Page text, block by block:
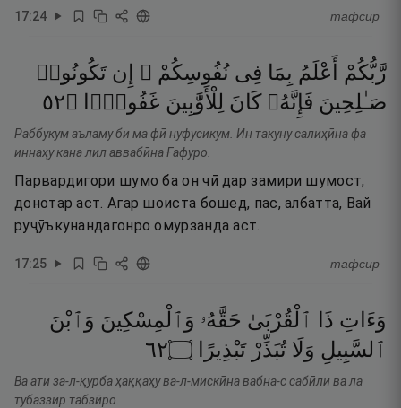
17:24 тафсир
رَّبُّكُمْ أَعْلَمُ بِمَا فِى نُفُوسِكُمْ ۚ إِن تَكُونُوا۟
صَـٰلِحِينَ فَإِنَّهُۥ كَانَ لِلْأَوَّٰبِينَ غَفُورًۭا ۝٢٥
Раббукум аъламу би ма фӣ нуфусикум. Ин такуну салиҳӣна фа
иннаҳу кана лил аввабӣна Ғафуро.
Парвардигори шумо ба он чӣ дар замири шумост,
донотар аст. Агар шоиста бошед, пас, албатта, Вай
руҷӯъкунандагонро омурзанда аст.
17:25 тафсир
وَءَاتِ ذَا ٱلْقُرْبَىٰ حَقَّهُۥ وَٱلْمِسْكِينَ وَٱبْنَ
ٱلسَّبِيلِ وَلَا تُبَذِّرْ تَبْذِيرًا ۝٢٦
Ва ати за-л-қурба ҳаққаҳу ва-л-мискӣна вабна-с сабӣли ва ла
тубаззир табзӣро.